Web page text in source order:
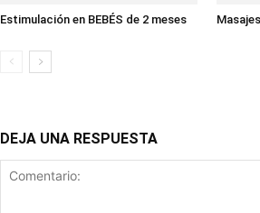
Estimulación en BEBÉS de 2 meses
DEJA UNA RESPUESTA